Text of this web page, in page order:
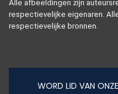
Alle afbeeldingen zijn
respectievelijke eigenaren.
respectievelijke bronnen.
WORD LID VAN